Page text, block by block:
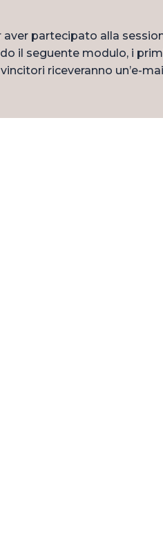
aver partecipato alla
il seguente modulo, i
vincitori riceveranno un’e-